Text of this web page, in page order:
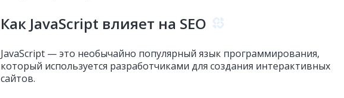
Как JavaScript влияет на SEO
JavaScript — это необычайно популярный язык программирования,
который используется разработчиками для создания интерактивных
сайтов.